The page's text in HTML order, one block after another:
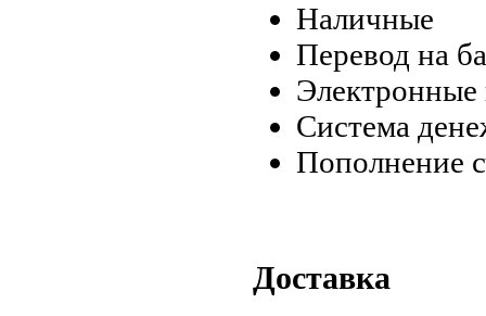
Наличные
Перевод на
Система
Пополнение
Доставка